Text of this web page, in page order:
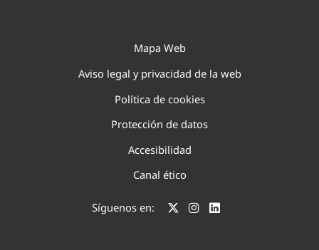
Mapa Web
Aviso legal y privacidad de la web
Política de cookies
Protección de datos
Accesibilidad
Canal ético
Síguenos en: